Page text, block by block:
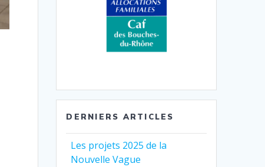
DERNIERS ARTICLES
Les projets 2025 de la
Nouvelle Vague